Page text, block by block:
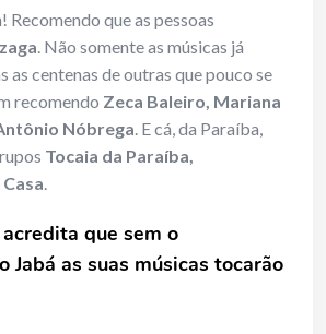
Recomendo que as pessoas
. Não somente as músicas já
as centenas de outras que pouco se
recomendo Zeca Baleiro, Mariana
Nóbrega. E cá, da Paraíba,
Tocaia da Paraíba,
.
que sem o
Jabá as suas músicas tocarão